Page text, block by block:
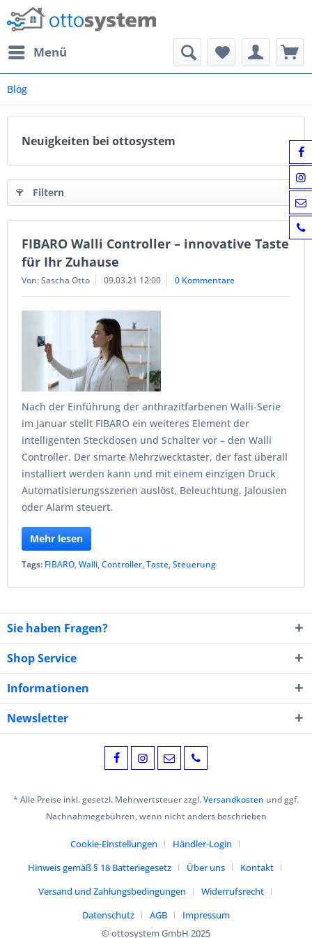
Menü
Blog
Neuigkeiten bei ottosystem
Filtern
FIBARO Walli Controller – innovative Taste
für Ihr Zuhause
Von: Sascha Otto 09.03.21 12:00 0 Kommentare
Nach der Einführung der anthrazitfarbenen Walli-Serie
im Januar stellt FIBARO ein weiteres Element der
intelligenten Steckdosen und Schalter vor – den Walli
Controller. Der smarte Mehrzwecktaster, der fast überall
installiert werden kann und mit einem einzigen Druck
Automatisierungsszenen auslöst, Beleuchtung, Jalousien
oder Alarm steuert.
Mehr lesen
Tags: FIBARO,Walli,Controller,Taste,Steuerung
Sie haben Fragen?
Shop Service
Informationen
Newsletter
* Alle Preise inkl. gesetzl. Mehrwertsteuer zzgl.Versandkosten und ggf.
Nachnahmegebühren, wenn nicht anders beschrieben
Cookie-Einstellungen
Händler-Login
Hinweis gemäß § 18 Batteriegesetz
Über uns
Kontakt
Versand und Zahlungsbedingungen
Widerrufsrecht
Datenschutz
AGB
Impressum
© ottosystem GmbH 2025